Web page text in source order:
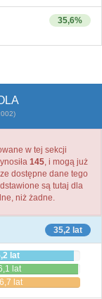
35,6%
w tej sekcji
145, i mogą już
dostępne dane tego
są tutaj dla
niż żadne.
35,2 lat
lat
lat
lat